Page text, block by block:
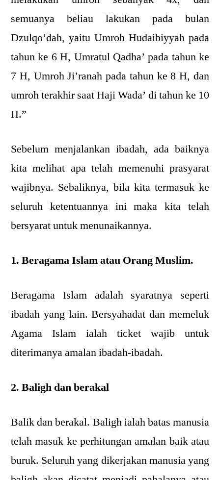
semuanya beliau lakukan pada bulan
Dzulqo’dah, yaitu Umroh Hudaibiyyah pada
tahun ke 6 H, Umratul Qadha’ pada tahun ke
7 H, Umroh Ji’ranah pada tahun ke 8 H, dan
umroh terakhir saat Haji Wada’ di tahun ke 10
H.”
Sebelum menjalankan ibadah, ada baiknya
kita melihat apa telah memenuhi prasyarat
wajibnya. Sebaliknya, bila kita termasuk ke
seluruh ketentuannya ini maka kita telah
bersyarat untuk menunaikannya.
1. Beragama Islam atau Orang Muslim.
Beragama Islam adalah syaratnya seperti
ibadah yang lain. Bersyahadat dan memeluk
Agama Islam ialah ticket wajib untuk
diterimanya amalan ibadah-ibadah.
2. Baligh dan berakal
Balik dan berakal. Baligh ialah batas manusia
telah masuk ke perhitungan amalan baik atau
buruk. Seluruh yang dikerjakan manusia yang